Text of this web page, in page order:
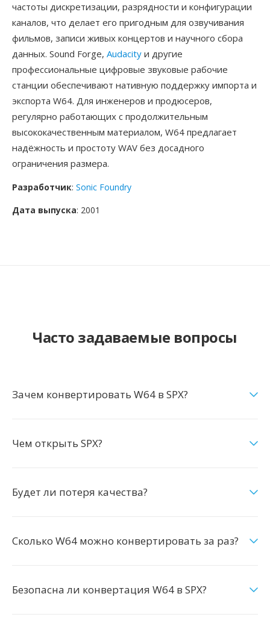
частоты дискретизации, разрядности и конфигурации
каналов, что делает его пригодным для озвучивания
фильмов, записи живых концертов и научного сбора
данных. Sound Forge, Audacity и другие
профессиональные цифровые звуковые рабочие
станции обеспечивают нативную поддержку импорта и
экспорта W64. Для инженеров и продюсеров,
регулярно работающих с продолжительным
высококачественным материалом, W64 предлагает
надёжность и простоту WAV без досадного
ограничения размера.
Разработчик: Sonic Foundry
Дата выпуска: 2001
Часто задаваемые вопросы
Зачем конвертировать W64 в SPX?
Чем открыть SPX?
Будет ли потеря качества?
Сколько W64 можно конвертировать за раз?
Безопасна ли конвертация W64 в SPX?